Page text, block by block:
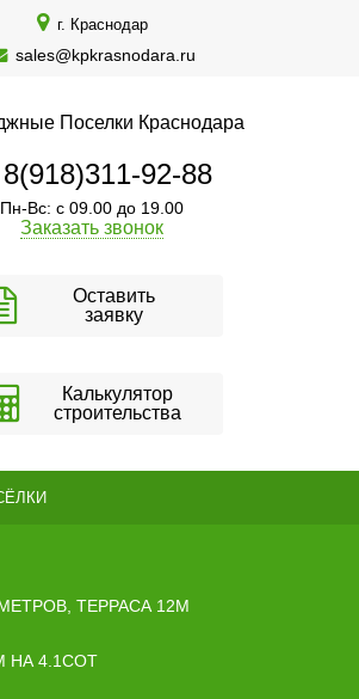
г. Краснодар
sales@kpkrasnodara.ru
8(918)311-92-88
Пн-Вс: с 09.00 до 19.00
Заказать звонок
Оставить
заявку
Калькулятор
строительства
ТЕРРАСА 12М
НА 4.1СОТ